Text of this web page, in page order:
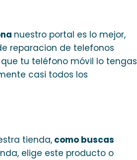
nuestro portal es lo mejor,
reparacion de telefonos
tu teléfono móvil lo tengas
casi todos los
tienda, como buscas
elige este producto o